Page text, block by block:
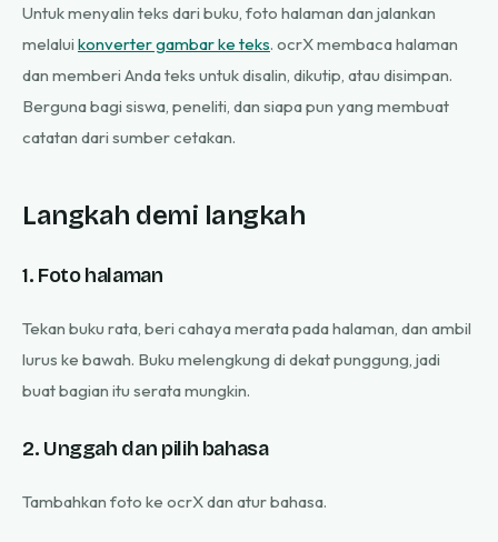
Untuk menyalin teks dari buku, foto halaman dan jalankan
melalui konverter gambar ke teks. ocrX membaca halaman
dan memberi Anda teks untuk disalin, dikutip, atau disimpan.
Berguna bagi siswa, peneliti, dan siapa pun yang membuat
catatan dari sumber cetakan.
Langkah demi langkah
1. Foto halaman
Tekan buku rata, beri cahaya merata pada halaman, dan ambil
lurus ke bawah. Buku melengkung di dekat punggung, jadi
buat bagian itu serata mungkin.
2. Unggah dan pilih bahasa
Tambahkan foto ke ocrX dan atur bahasa.